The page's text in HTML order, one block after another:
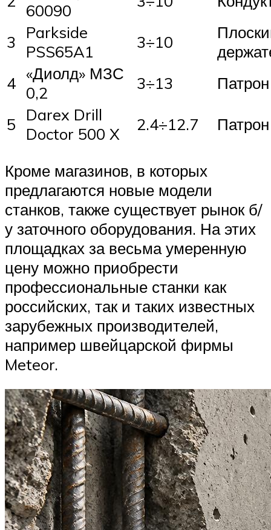
60090
3
Parkside
PSS65A1
3÷10
4 «Диолд» МЗС
0,2
3÷13 Патрон
5
Darex Drill
Doctor 500 X
2.4÷12.7 Патрон
Кроме магазинов, в которых
предлагаются новые модели
станков, также существует рынок б/
у заточного оборудования. На этих
площадках за весьма умеренную
цену можно приобрести
профессиональные станки как
российских, так и таких известных
зарубежных производителей,
например швейцарской фирмы
Meteor.